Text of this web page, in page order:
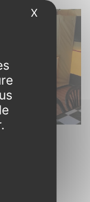
X Masquer